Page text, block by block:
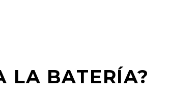
LA BATERÍA?